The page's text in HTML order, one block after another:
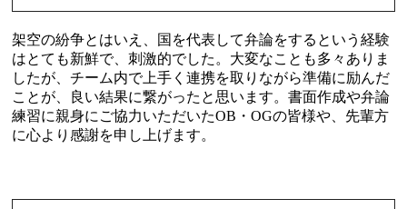
架空の紛争とはいえ、国を代表して弁論をするという経験
はとても新鮮で、刺激的でした。大変なことも多々ありま
したが、チーム内で上手く連携を取りながら準備に励んだ
ことが、良い結果に繋がったと思います。書面作成や弁論
練習に親身にご協力いただいたOB・OGの皆様や、先輩方
に心より感謝を申し上げます。